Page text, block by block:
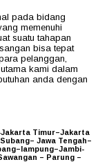
pada bidang
memenuhi
suatu tahapan
bisa tepat
pelanggan,
kami dalam
anda dengan
Timur–Jakarta
Jawa Tengah–
– Parung –